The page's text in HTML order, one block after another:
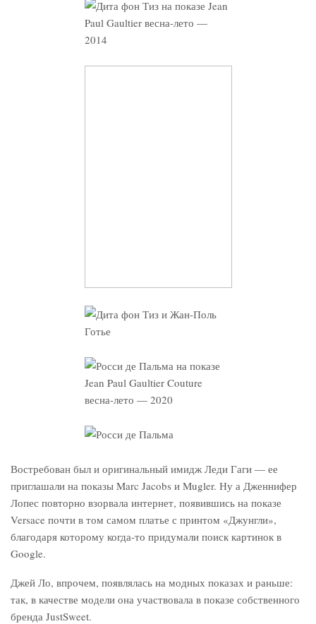
Востребован был и оригинальный имидж Леди Гаги — ее
приглашали на показы Marc Jacobs и Mugler. Ну а Дженнифер
Лопес повторно взорвала интернет, появившись на показе
Versace почти в том самом платье с принтом «Джунгли»,
благодаря которому когда-то придумали поиск картинок в
Google.
Джей Ло, впрочем, появлялась на модных показах и раньше:
так, в качестве модели она участвовала в показе собственного
бренда JustSweet.